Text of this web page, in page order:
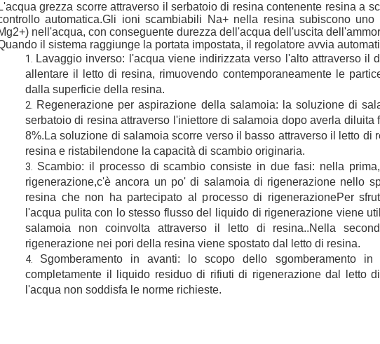
grezza scorre attraverso il serbatoio di resina contenente resina a
automatica.Gli ioni scambiabili Na+ nella resina subiscono
nell'acqua, con conseguente durezza dell'acqua dell'uscita
il sistema raggiunge la portata impostata, il regolatore avvia
Lavaggio inverso: l'acqua viene indirizzata verso l'alto attraverso il
allentare il letto di resina, rimuovendo contemporaneamente le
dalla superficie della resina.
Regenerazione per aspirazione della salamoia: la soluzione di
serbatoio di resina attraverso l'iniettore di salamoia dopo averla diluita
8%.La soluzione di salamoia scorre verso il basso attraverso il letto di
resina e ristabilendone la capacità di scambio originaria.
Scambio: il processo di scambio consiste in due fasi: nella
rigenerazione,c'è ancora un po' di salamoia di rigenerazione nello
resina che non ha partecipato al processo di rigenerazionePer
l'acqua pulita con lo stesso flusso del liquido di rigenerazione viene
salamoia non coinvolta attraverso il letto di resina..Nella
rigenerazione nei pori della resina viene spostato dal letto di resina.
Sgomberamento in avanti: lo scopo dello sgomberamento
completamente il liquido residuo di rifiuti di rigenerazione dal letto
l'acqua non soddisfa le norme richieste.